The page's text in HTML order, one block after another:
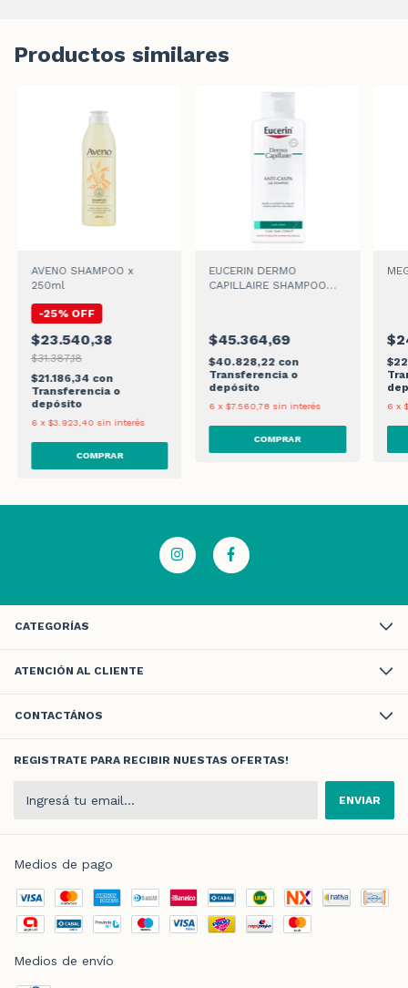
Productos similares
AVENO SHAMPOO x
250ml
-25% OFF
$23.540,38
$31.387,18
$21.186,34 con
Transferencia o
depósito
6 x $3.923,40 sin interés
EUCERIN DERMO
CAPILLAIRE SHAMPOO
$45.364,69
$40.828,22 con
Transferencia o
depósito
6 x $7.560,78 sin interés 6 x
CATEGORÍAS
ATENCIÓN AL CLIENTE
CONTACTÁNOS
REGISTRATE PARA RECIBIR NUESTAS OFERTAS!
Medios de pago
Medios de envío